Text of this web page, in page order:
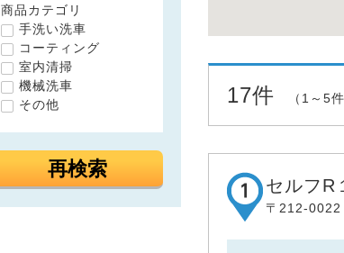
商品カテゴリ
手洗い洗車
コーティング
室内清掃
機械洗車
その他
再検索
17件 （1～5件
セルフR
〒212-0022